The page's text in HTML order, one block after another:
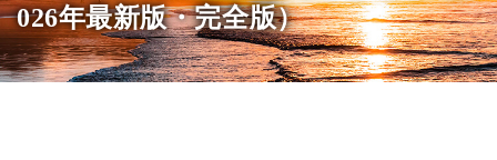
026年最新版・完全版）